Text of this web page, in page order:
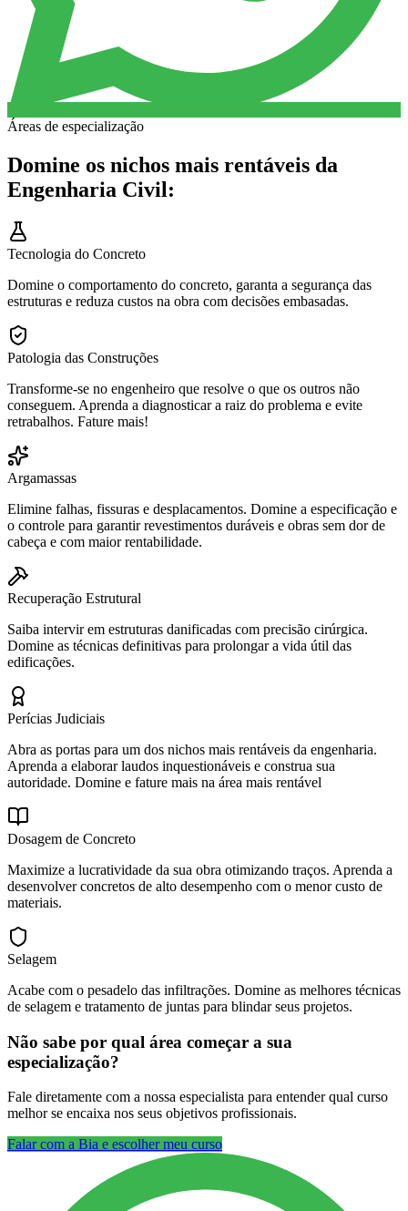
Áreas de especialização
Domine os nichos mais rentáveis da
Engenharia Civil:
Tecnologia do Concreto
Domine o comportamento do concreto, garanta a segurança das
estruturas e reduza custos na obra com decisões embasadas.
Patologia das Construções
Transforme-se no engenheiro que resolve o que os outros não
conseguem. Aprenda a diagnosticar a raiz do problema e evite
retrabalhos. Fature mais!
Argamassas
Elimine falhas, fissuras e desplacamentos. Domine a especificação e
o controle para garantir revestimentos duráveis e obras sem dor de
cabeça e com maior rentabilidade.
Recuperação Estrutural
Saiba intervir em estruturas danificadas com precisão cirúrgica.
Domine as técnicas definitivas para prolongar a vida útil das
edificações.
Perícias Judiciais
Abra as portas para um dos nichos mais rentáveis da engenharia.
Aprenda a elaborar laudos inquestionáveis e construa sua
autoridade. Domine e fature mais na área mais rentável
Dosagem de Concreto
Maximize a lucratividade da sua obra otimizando traços. Aprenda a
desenvolver concretos de alto desempenho com o menor custo de
materiais.
Selagem
Acabe com o pesadelo das infiltrações. Domine as melhores técnicas
de selagem e tratamento de juntas para blindar seus projetos.
Não sabe por qual área começar a sua
especialização?
Fale diretamente com a nossa especialista para entender qual curso
melhor se encaixa nos seus objetivos profissionais.
Falar com a Bia e escolher meu curso